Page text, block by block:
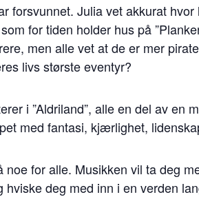
forsvunnet. Julia vet akkurat
for tiden holder hus på
men alle vet at de er mer
livs største eventyr?
i ”Aldriland”, alle en del av en
med fantasi, kjærlighet,
noe for alle. Musikken vil ta deg
deg med inn i en verden